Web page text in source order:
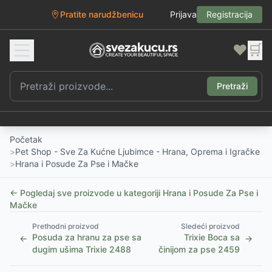
Pratite narudžbenicu Prijava Registracija
❤️ 🛒
Pretraži
Početak
>Pet Shop - Sve Za Kućne Ljubimce - Hrana, Oprema i Igračke
>Hrana i Posude Za Pse i Mačke
← Pogledaj sve proizvode u kategoriji Hrana i Posude Za Pse i
Mačke
←
Prethodni proizvod
Posuda za hranu za pse sa
dugim ušima Trixie 2488
Sledeći proizvod
Trixie Boca sa
činijom za pse 2459
→